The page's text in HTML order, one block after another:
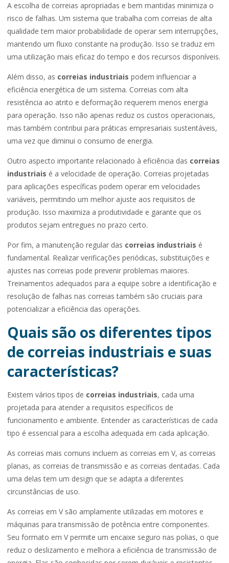
A escolha de correias apropriadas e bem mantidas minimiza o
risco de falhas. Um sistema que trabalha com correias de alta
qualidade tem maior probabilidade de operar sem interrupções,
mantendo um fluxo constante na produção. Isso se traduz em
uma utilização mais eficaz do tempo e dos recursos disponíveis.
Além disso, as correias industriais podem influenciar a
eficiência energética de um sistema. Correias com alta
resistência ao atrito e deformação requerem menos energia
para operação. Isso não apenas reduz os custos operacionais,
mas também contribui para práticas empresariais sustentáveis,
uma vez que diminui o consumo de energia.
Outro aspecto importante relacionado à eficiência das correias
industriais é a velocidade de operação. Correias projetadas
para aplicações específicas podem operar em velocidades
variáveis, permitindo um melhor ajuste aos requisitos de
produção. Isso maximiza a produtividade e garante que os
produtos sejam entregues no prazo certo.
Por fim, a manutenção regular das correias industriais é
fundamental. Realizar verificações periódicas, substituições e
ajustes nas correias pode prevenir problemas maiores.
Treinamentos adequados para a equipe sobre a identificação e
resolução de falhas nas correias também são cruciais para
potencializar a eficiência das operações.
Quais são os diferentes tipos
de correias industriais e suas
características?
Existem vários tipos de correias industriais, cada uma
projetada para atender a requisitos específicos de
funcionamento e ambiente. Entender as características de cada
tipo é essencial para a escolha adequada em cada aplicação.
As correias mais comuns incluem as correias em V, as correias
planas, as correias de transmissão e as correias dentadas. Cada
uma delas tem um design que se adapta a diferentes
circunstâncias de uso.
As correias em V são amplamente utilizadas em motores e
máquinas para transmissão de potência entre componentes.
Seu formato em V permite um encaixe seguro nas polias, o que
reduz o deslizamento e melhora a eficiência de transmissão de